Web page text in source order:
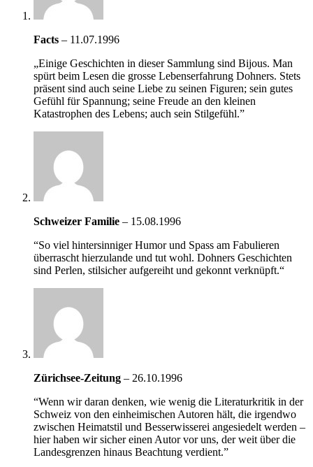
Facts – 11.07.1996
„Einige Geschichten in dieser Sammlung sind Bijous. Man
spürt beim Lesen die grosse Lebenserfahrung Dohners. Stets
präsent sind auch seine Liebe zu seinen Figuren; sein gutes
Gefühl für Spannung; seine Freude an den kleinen
Katastrophen des Lebens; auch sein Stilgefühl.”
Schweizer Familie – 15.08.1996
“So viel hintersinniger Humor und Spass am Fabulieren
überrascht hierzulande und tut wohl. Dohners Geschichten
sind Perlen, stilsicher aufgereiht und gekonnt verknüpft.“
Zürichsee-Zeitung – 26.10.1996
“Wenn wir daran denken, wie wenig die Literaturkritik in der
Schweiz von den einheimischen Autoren hält, die irgendwo
zwischen Heimatstil und Besserwisserei angesiedelt werden –
hier haben wir sicher einen Autor vor uns, der weit über die
Landesgrenzen hinaus Beachtung verdient.”